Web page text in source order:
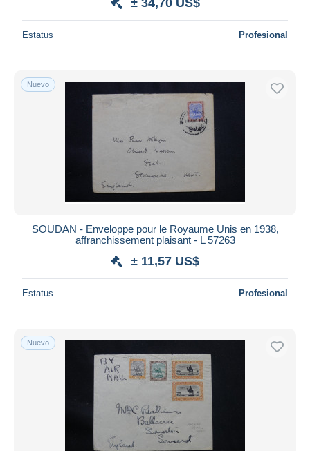
Estatus Profesional
Nuevo
SOUDAN - Enveloppe pour le Royaume Unis en 1938,
affranchissement plaisant - L 57263
± 11,57 US$
Estatus Profesional
Nuevo